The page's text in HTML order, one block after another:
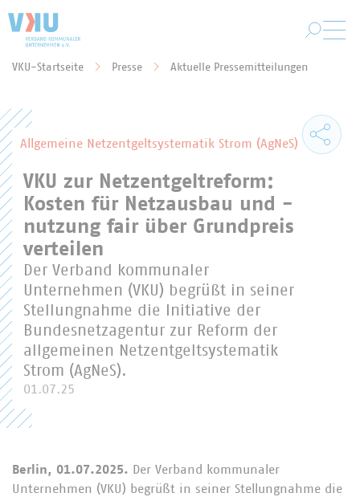
VKU-Startseite Presse Aktuelle Pressemitteilungen
Allgemeine Netzentgeltsystematik Strom (AgNeS)
VKU zur Netzentgeltreform:
Kosten für Netzausbau und -
nutzung fair über Grundpreis
verteilen
Der Verband kommunaler
Unternehmen (VKU) begrüßt in seiner
Stellungnahme die Initiative der
Bundesnetzagentur zur Reform der
allgemeinen Netzentgeltsystematik
Strom (AgNeS).
01.07.25
Berlin, 01.07.2025. Der Verband kommunaler
Unternehmen (VKU) begrüßt in seiner Stellungnahme die